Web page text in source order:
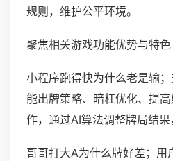
规则，维护公平环境。
聚焦相关游戏功能优势与特色
小程序跑得快为什么老是输
能出牌策略、暗杠优化、提
作，通过AI算法调整牌局结果
哥哥打大A为什么牌好差；用